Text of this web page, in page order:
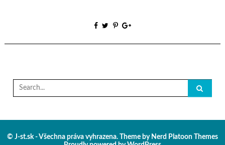
Search
for:
© J-st.sk - Všechna práva vyhrazena. Theme by Nerd Platoon Themes